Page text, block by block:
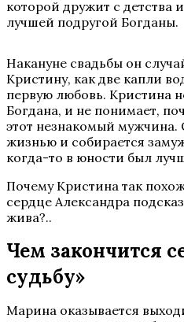
которой дружит с детства
лучшей подругой Богданы.
Накануне свадьбы он
Кристину, как две капли
первую любовь. Кристина
Богдана, и не понимает,
этот незнакомый мужчина.
жизнью и собирается
когда-то в юности был
Почему Кристина так
сердце Александра
жива?..
Чем закончится
судьбу»
Марина оказывается